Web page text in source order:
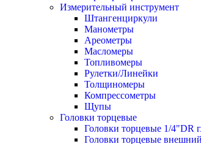
Измерительный инструмент
Штангенциркули
Манометры
Ареометры
Масломеры
Топливомеры
Рулетки/Линейки
Толщиномеры
Компрессометры
Щупы
Головки торцевые
Головки торцевые 1/4"DR
Головки торцевые